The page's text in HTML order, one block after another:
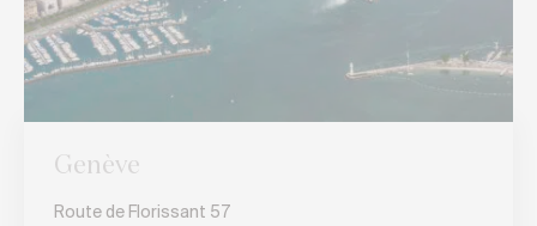
Genève
Route de Florissant 57